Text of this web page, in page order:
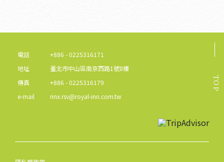
TOP
電話
+886 - 0225316171
地址
臺北市中山區南京西路1號8樓
傳真
+886 - 0225316179
e-mail
rinx.rsv@royal-inn.com.tw